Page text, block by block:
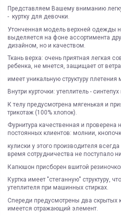
Представляем Вашему вниманию
- куртку для девочки.
Утонченная модель верхней одежды
выделяется на фоне ассортимента
дизайном, но и качеством.
Ткань верха: очень приятная легкая
ребенка, не мнется, защищает от
имеет уникальную структуру плетения
Внутри курточки: утеплитель -
К телу предусмотрена мягенькая и
трикотаж (100% хлопок).
Фурнитура качественная и
постоянных клиентов: молнии,
кулиски у этого производителя
время сотрудничества не поступало
Капюшон присборен вшитой
Куртка имеет "стеганную" структуру,
утеплителя при машинных стирках.
Спереди предусмотрены два скрытых
имеется отражающий элемент.